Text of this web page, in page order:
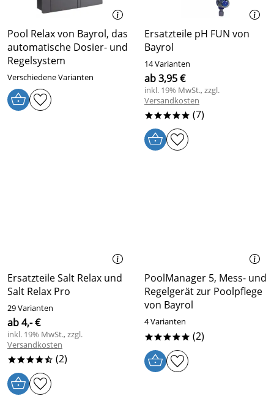
Pool Relax von Bayrol, das
automatische Dosier- und
Regelsystem
Verschiedene Varianten
Ersatzteile pH FUN von
Bayrol
14 Varianten
ab 3,95 €
inkl. 19% MwSt., zzgl.
Versandkosten
***** (7)
Ersatzteile Salt Relax und
Salt Relax Pro
29 Varianten
ab 4,- €
inkl. 19% MwSt., zzgl.
Versandkosten
****/ (2)
PoolManager 5, Mess- und
Regelgerät zur Poolpflege
von Bayrol
4 Varianten
***** (2)